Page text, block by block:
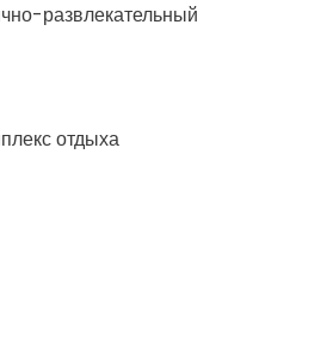
развлекательный
отдыха